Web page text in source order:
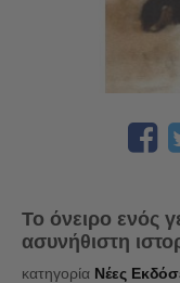
Το όνειρο ενός
ασυνήθιστη
κατηγορία Νέες